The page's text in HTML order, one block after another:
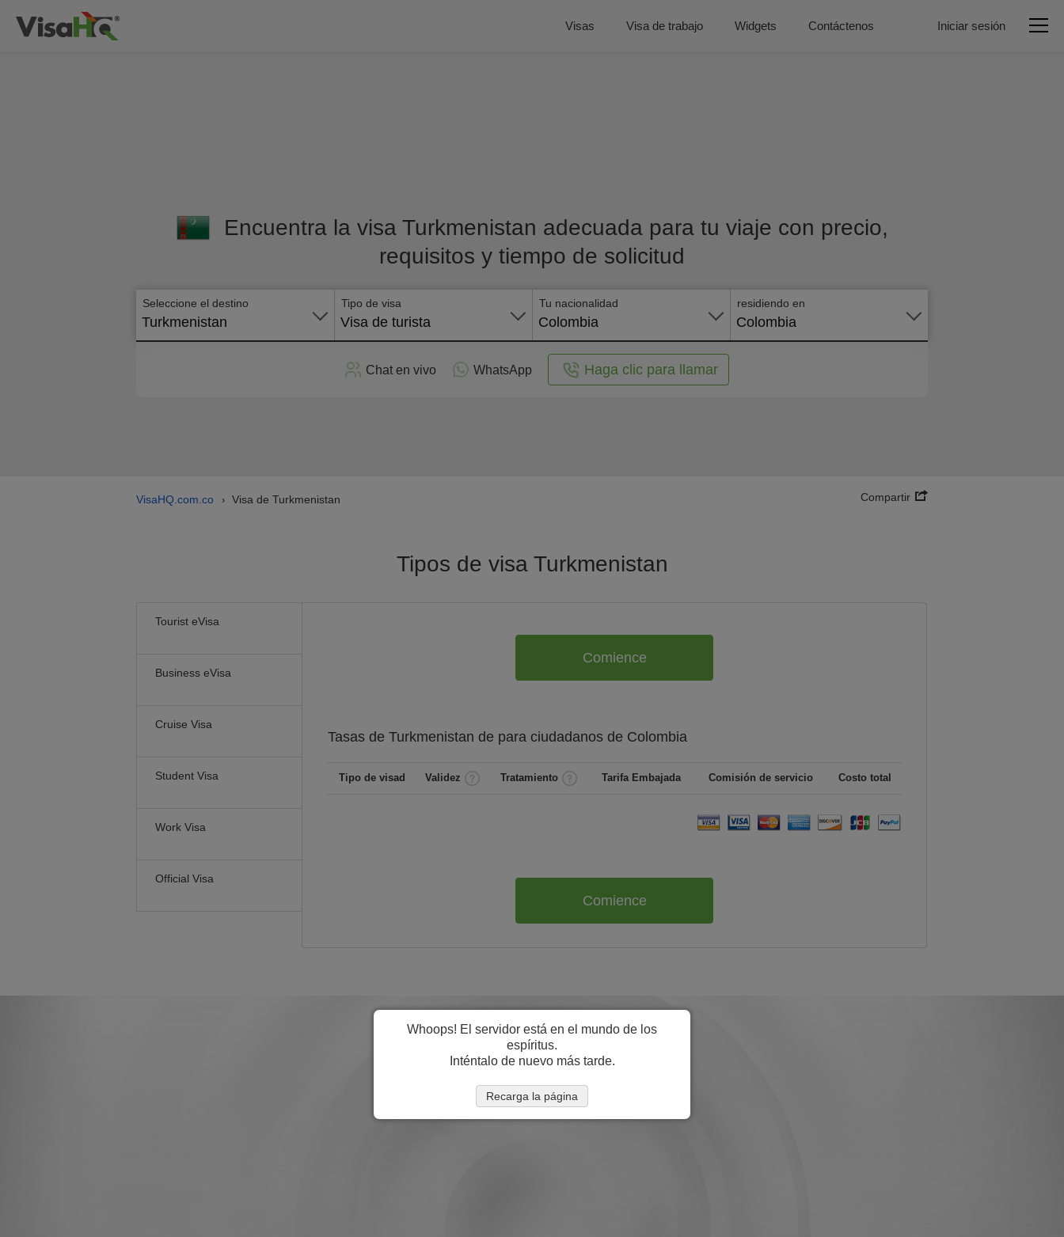
Visas Visa de trabajo Widgets Contáctenos Iniciar sesión
Encuentra la visa Turkmenistan adecuada para tu viaje con precio,
requisitos y tiempo de solicitud
Seleccione el destino
Turkmenistan
Tipo de visa
Visa de turista
Tu nacionalidad
Colombia
residiendo en
Colombia
Chat en vivo WhatsApp Haga clic para llamar
VisaHQ.com.co › Visa de Turkmenistan Compartir
Tipos de visa Turkmenistan
Tourist eVisa
Business eVisa
Cruise Visa
Student Visa
Work Visa
Official Visa
Comience
Tasas de Turkmenistan de para ciudadanos de Colombia
Tipo de visad Validez Tratamiento Tarifa Embajada Comisión de servicio Costo total
Comience
Whoops! El servidor está en el mundo de los
espíritus.
Inténtalo de nuevo más tarde.
Recarga la página